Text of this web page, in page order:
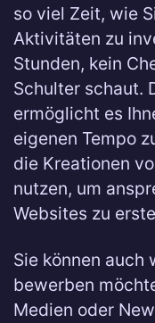
so viel Zeit, wie
Aktivitäten zu
Stunden, kein
Schulter schaut.
ermöglicht es
eigenen Tempo
die Kreationen
nutzen, um
Websites zu
Sie können auch
bewerben
Medien oder